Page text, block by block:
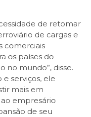
de retomar
de cargas e
comerciais
os países do
no mundo”, disse.
serviços, ele
mais em
empresário
de seu